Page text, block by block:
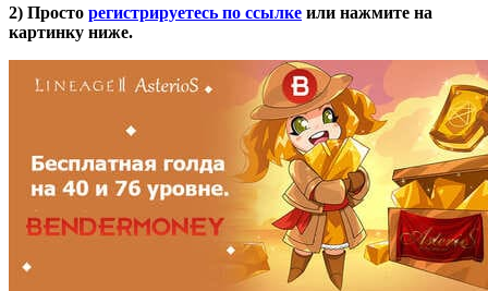
2) Просто регистрируетесь по ссылке или нажмите на
картинку ниже.